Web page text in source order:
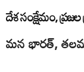
దేశ సంక్షేమం, ప్రజల
మన భారత్,